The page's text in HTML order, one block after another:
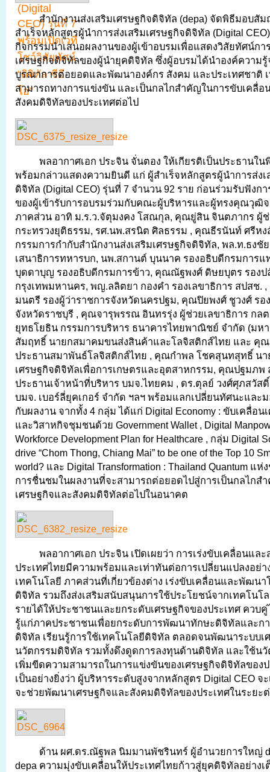
สำนักงานส่งเสริมเศรษฐกิจดิจิทัล (depa) จัดพิธีมอบสั
สำเร็จหลักสูตรผู้นำการส่งเสริมเศรษฐกิจดิจิทัล (Digital
กิจกรรมนำเสนอผลงานของผู้เข้าอบรมเพื่อแสดงวิสัยทัศน์ก
เศรษฐกิจดิจิทัลของผู้นำยุคดิจิทัล ซึ่งผู้อบรมได้นำองค์ความ
บูรณาการต่อยอดและพัฒนาองค์กร สังคม และประเทศชาติ
สามารถทางการแข่งขัน และเป็นกลไกสำคัญในการขับเคลื่อ
สังคมดิจิทัลของประเทศต่อไป
พลอากาศเอก ประจิน จั่นตอง ให้เกียรติเป็นประธานใ
พร้อมกล่าวแสดงความยินดี แก่ ผู้สำเร็จหลักสูตรผู้นำการส่งเ
ดิจิทัล (Digital CEO) รุ่นที่ 7 จำนวน 92 ราย ก่อนร่วมรับฟังก
ของผู้เข้ารับการอบรมร่วมกับคณะผู้บริหารและผู้ทรงคุณวุฒิ
ภาคส่วน อาทิ ม.ร.ว.จัตุมงคง โสณกุล, คุณยู่สิน จินตภากร ผู้
กระทรวงยุติธรรม, รศ.นพ.สรนิต ศิลธรรม , คุณธีรนันท์ ศรีหง
กรรมการกำกับสำนักงานส่งเสริมเศรษฐกิจดิจิทัล, พล.ท.ธงชั
เสนาธิการทหารบก, นพ.สกานต์ บุนนาค รองอธิบดีกรมการ
บุดดาบุญ รองอธิบดีกรมการข้าว, คุณณัฐพงศ์ ดิษยบุตร รองป
กรุงเทพมหานคร, พญ.ลลิตยา กองคำ รองเลขาธิการ สปสช.
มนตรี รองผู้ว่าราชการจังหวัดนครปฐม, คุณปิยพงศ์ ชูวงศ์ รอ
จังหวัดราชบุรี , คุณจารุพรรณ อินทรรุ่ง ผู้ช่วยเลขาธิการ กล
ยุทธโยธิน กรรมการบริหาร ธนาคารไทยพาณิชย์ จำกัด (มห
สัมฤทธิ์ นายกสมาคมขนส่งสินค้าและโลจิสติกส์ไทย และ คุ
ประธานสมาพันธ์โลจิสติกส์ไทย , คุณกำพล โชคสุนทสุทธิ์ นา
เศรษฐกิจดิจิทัลเพื่อการเกษตรและอุตสาหกรรม, คุณปฐมภพ
ประธานเจ้าหน้าที่บริหาร บมจ.ไทยคม , ดร.ตุลย์ วงศ์ศุภสวัส
บมจ. เบอร์ลี่ยุคเกอร์ จำกัด ฯลฯ พร้อมแลกเปลี่ยนทัศนะและ
กับผลงาน จากทั้ง 4 กลุ่ม ได้แก่ Digital Economy : ขับเคลื่อน
และวิสาหกิจชุมชนด้วย Government Wallet , Digital
Workforce Development Plan for Healthcare , กลุ่ม Digital
drive “Chom Thong, Chiang Mai” to be one of the Top 10
world? และ Digital Transformation : Thailand Quantum แห่
การชื่นชมในผลงานที่จะสามารถต่อยอดไปสู่การเป็นกลไกส
เศรษฐกิจและสังคมดิจิทัลต่อไปในอนาคต
พลอากาศเอก ประจิน เปิดเผยว่า การเร่งขับเคลื่อนและ
ประเทศไทยมีความพร้อมและเท่าทันต่อการเปลี่ยนแปลงอย่า
เทคโนโลยี ภาคส่วนที่เกี่ยวข้องต่าง เร่งขับเคลื่อนและพัฒนา
ดิจิทัล รวมถึงส่งเสริมสนับสนุนการใช้ประโยชน์จากเทคโนโ
รายได้ให้ประชาชนและยกระดับเศรษฐกิจของประเทศ ควบ
รู้แก่ภาคประชาชนเพื่อยกระดับการพัฒนาทักษะดิจิทัลและกา
ดิจิทัล เรียนรู้การใช้เทคโนโลยีดิจิทัล ตลอดจนพัฒนาระบบเ
นวัตกรรมดิจิทัล รวมทั้งดึงดูดการลงทุนด้านดิจิทัล และใช้น
เพิ่มขีดความสามารถในการแข่งขันของเศรษฐกิจดิจิทัลของป
เป็นอย่างยิ่งว่า ผู้บริหารระดับสูงจากหลักสูตร Digital CEO จ
จะช่วยพัฒนาเศรษฐกิจและสังคมดิจิทัลของประเทศในระยะ
ด้าน ผศ.ดร.ณัฐพล นิมมานพัชรินทร์ ผู้อำนวยการใหญ่
depa ความมุ่งขับเคลื่อนให้ประเทศไทยก้าวสู่ยุคดิจิทัลอย่าง